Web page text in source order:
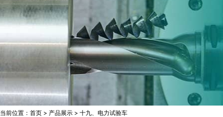
当前位置： 首页 > 产品展示 > 十九、电力试验车